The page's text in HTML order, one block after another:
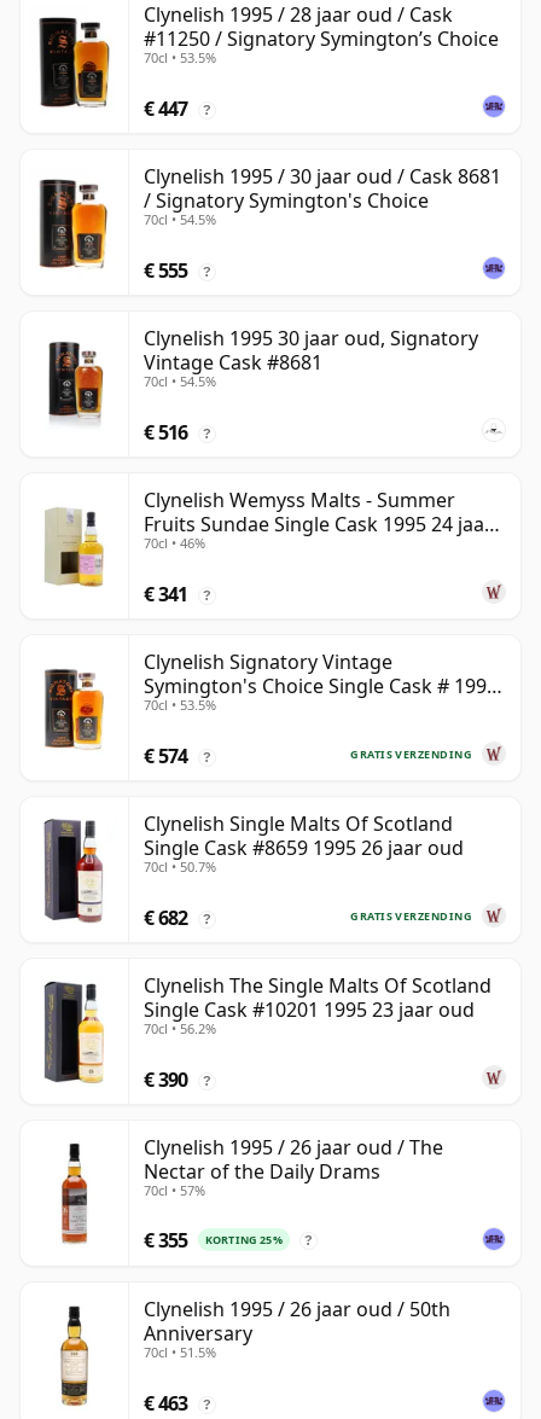
Clynelish 1995 / 28 jaar oud / Cask
#11250 / Signatory Symington’s Choice
70cl • 53.5%
€ 447 ?
Clynelish 1995 / 30 jaar oud / Cask 8681
/ Signatory Symington's Choice
70cl • 54.5%
€ 555 ?
Clynelish 1995 30 jaar oud, Signatory
Vintage Cask #8681
70cl • 54.5%
€ 516 ?
Clynelish Wemyss Malts - Summer
Fruits Sundae Single Cask 1995 24 jaar
oud
70cl • 46%
€ 341 ?
Clynelish Signatory Vintage
Symington's Choice Single Cask # 1995
28 jaar oud
70cl • 53.5%
GRATIS VERZENDING
€ 574 ?
Clynelish Single Malts Of Scotland
Single Cask #8659 1995 26 jaar oud
70cl • 50.7%
GRATIS VERZENDING
€ 682 ?
Clynelish The Single Malts Of Scotland
Single Cask #10201 1995 23 jaar oud
70cl • 56.2%
€ 390 ?
Clynelish 1995 / 26 jaar oud / The
Nectar of the Daily Drams
70cl • 57%
€ 355 KORTING 25% ?
Clynelish 1995 / 26 jaar oud / 50th
Anniversary
70cl • 51.5%
€ 463 ?